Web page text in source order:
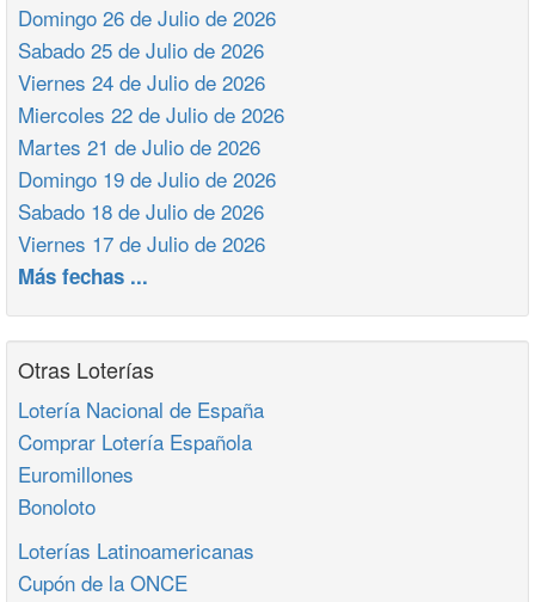
Domingo 26 de Julio de 2026
Sabado 25 de Julio de 2026
Viernes 24 de Julio de 2026
Miercoles 22 de Julio de 2026
Martes 21 de Julio de 2026
Domingo 19 de Julio de 2026
Sabado 18 de Julio de 2026
Viernes 17 de Julio de 2026
Más fechas ...
Otras Loterías
Lotería Nacional de España
Comprar Lotería Española
Euromillones
Bonoloto
Loterías Latinoamericanas
Cupón de la ONCE